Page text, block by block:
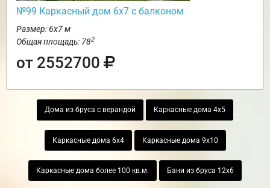
№99 Каркасный дом 6х7 с балконом
Размер: 6х7 м
Общая площадь: 782
от 2552700
Дома из бруса с верандой Каркасные дома 4х5
Каркасные дома 6х4 Каркасные дома 9х10
Каркасные дома более 100 кв.м. Бани из бруса 12х6